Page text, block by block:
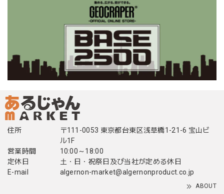
住所
〒111-0053 東京都台東区浅草橋1-21-6 宝山ビ
ル1F
営業時間
10:00～18:00
定休日
土・日・祝祭日及び当社が定める休日
E-mail
algernon-market@algernonproduct.co.jp
ABOUT